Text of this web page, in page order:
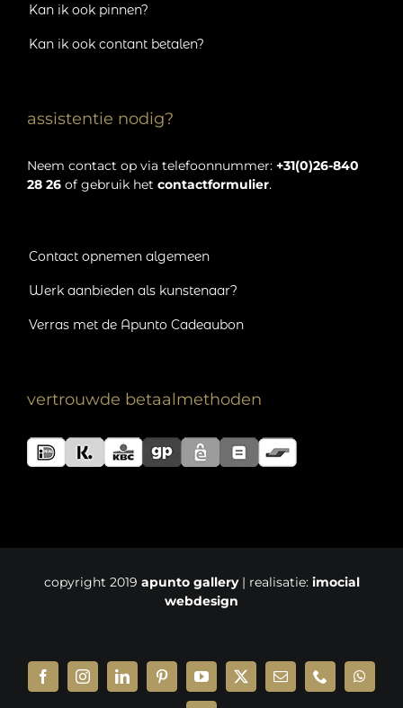
Kan ik ook pinnen?
Kan ik ook contant betalen?
assistentie nodig?
Neem contact op via telefoonnummer: +31(0)26-840
28 26 of gebruik het contactformulier.
Contact opnemen algemeen
Werk aanbieden als kunstenaar?
Verras met de Apunto Cadeaubon
vertrouwde betaalmethoden
copyright 2019 apunto gallery| realisatie: imocial
webdesign
FacebookInstagramLinkedInPinterestYouTube
X
E-
mail
Phone